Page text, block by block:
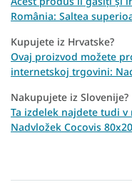
România: Saltea
Kupujete iz Hrvatske?
Ovaj proizvod možete
internetskoj trgovini:
Nakupujete iz Slovenije?
Ta izdelek najdete tudi
Nadvložek Cocovis